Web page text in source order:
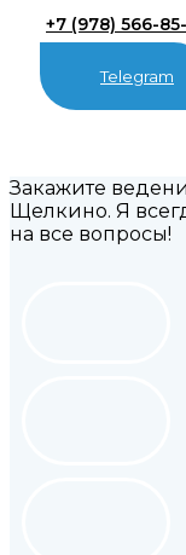
+7 (978) 566-
Telegram
Закажите
Щелкино. Я
на все вопросы!